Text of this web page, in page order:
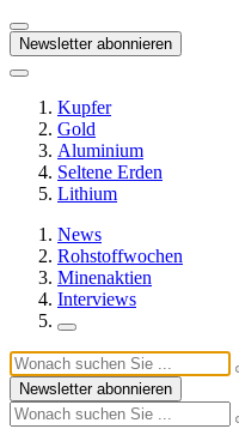
Newsletter abonnieren
Kupfer
Gold
Aluminium
Seltene Erden
Lithium
News
Rohstoffwochen
Minenaktien
Interviews
Newsletter abonnieren